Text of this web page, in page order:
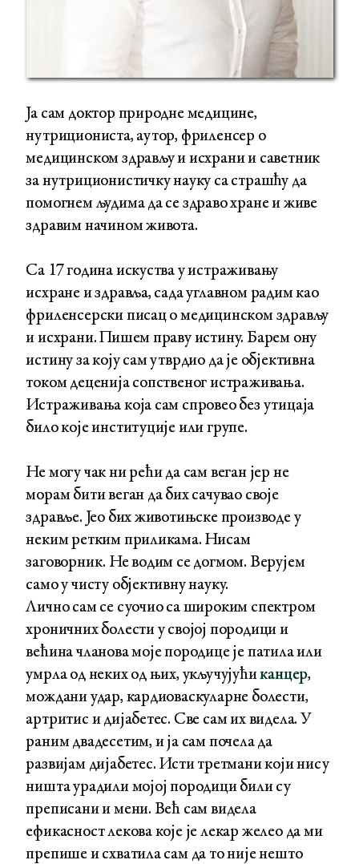
Ја сам доктор природне медицине,
нутрициониста, аутор, фриленсер о
медицинском здрављу и исхрани и саветник
за нутриционистичку науку са страшћу да
помогнем људима да се здраво хране и живе
здравим начином живота.
Са 17 година искуства у истраживању
исхране и здравља, сада углавном радим као
фриленсерски писац о медицинском здрављу
и исхрани. Пишем праву истину. Барем ону
истину за коју сам утврдио да је објективна
током деценија сопственог истраживања.
Истраживања која сам спровео без утицаја
било које институције или групе.
Не могу чак ни рећи да сам веган јер не
морам бити веган да бих сачувао своје
здравље. Јео бих животињске производе у
неким ретким приликама. Нисам
заговорник. Не водим се догмом. Верујем
само у чисту објективну науку.
Лично сам се суочио са широким спектром
хроничних болести у својој породици и
већина чланова моје породице је патила или
умрла од неких од њих, укључујућиканцер,
мождани удар, кардиоваскуларне болести,
артритис и дијабетес. Све сам их видела. У
раним двадесетим, и ја сам почела да
развијам дијабетес. Исти третмани који нису
ништа урадили мојој породици били су
преписани и мени. Већ сам видела
ефикасност лекова које је лекар желео да ми
препише и схватила сам да то није нешто